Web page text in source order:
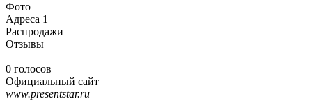
Фото
Адреса 1
Распродажи
Отзывы
0 голосов
Официальный сайт
www.presentstar.ru